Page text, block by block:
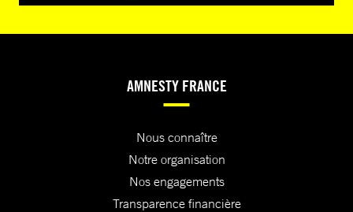
AMNESTY FRANCE
Nous connaître
Notre organisation
Nos engagements
Transparence financière